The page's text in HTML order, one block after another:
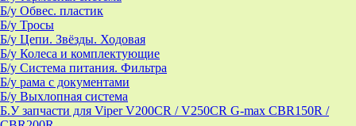
Б/у Обвес. пластик
Б/у Тросы
Б/у Цепи. Звёзды. Ходовая
Б/у Колеса и комплектующие
Б/у Система питания. Фильтра
Б/у рама с документами
Б/у Выхлопная система
Б.У запчасти для Viper V200CR / V250CR G-max CBR150R /